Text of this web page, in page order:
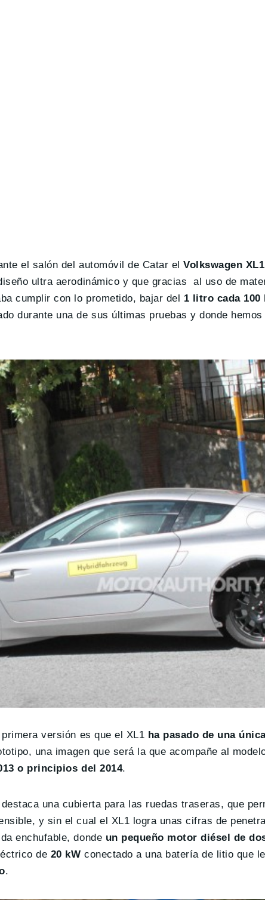
el salón del automóvil de Catar elVolkswagen XL1
ultra aerodinámico y que gracias al uso de
cumplir con lo prometido, bajar del 1 litro cada
durante una de sus últimas pruebas y donde
versión es que el XL1 ha pasado de una
una imagen que será la que acompañe al
o principios del 2014.
una cubierta para las ruedas traseras, que
y sin el cual el XL1 logra unas cifras de
enchufable, donde un pequeño motor diésel de
de 20 kW conectado a una batería de litio que
.